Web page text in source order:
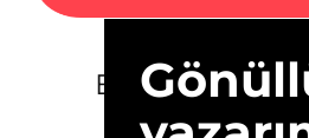
E-bültenimize